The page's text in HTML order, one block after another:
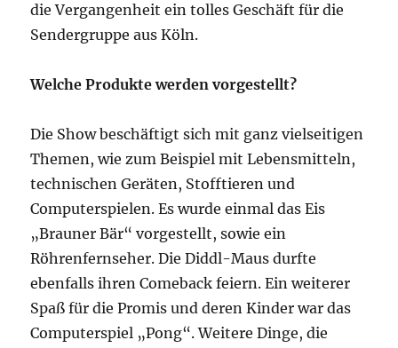
die Vergangenheit ein tolles Geschäft für die
Sendergruppe aus Köln.
Welche Produkte werden vorgestellt?
Die Show beschäftigt sich mit ganz vielseitigen
Themen, wie zum Beispiel mit Lebensmitteln,
technischen Geräten, Stofftieren und
Computerspielen. Es wurde einmal das Eis
„Brauner Bär“ vorgestellt, sowie ein
Röhrenfernseher. Die Diddl-Maus durfte
ebenfalls ihren Comeback feiern. Ein weiterer
Spaß für die Promis und deren Kinder war das
Computerspiel „Pong“. Weitere Dinge, die